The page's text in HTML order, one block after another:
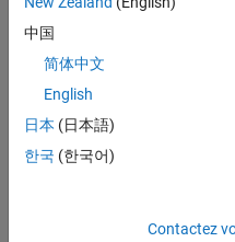
trouvez
pas
d'offre
corresponde
à vos
中国
简体中文
English
日本 (日本語)
한국 (한국어)
Contactez